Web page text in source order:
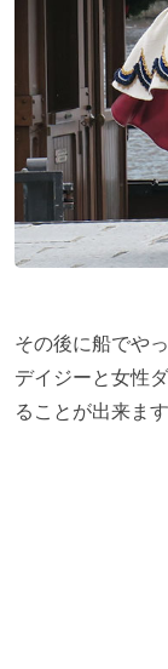
その後に船でや
デイジーと女性
ることが出来ます